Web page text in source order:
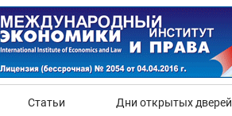
Статьи Дни открытых дверей
Нет